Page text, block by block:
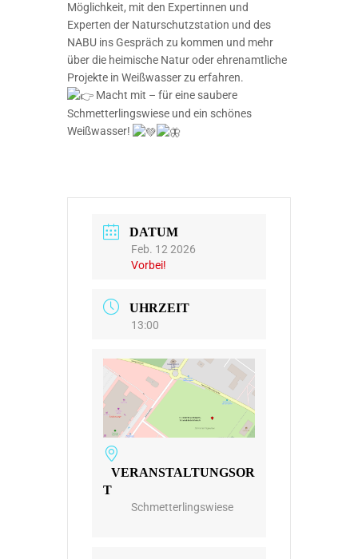
Möglichkeit, mit den Expertinnen und
Experten der Naturschutzstation und des
NABU ins Gespräch zu kommen und mehr
über die heimische Natur oder ehrenamtliche
Projekte in Weißwasser zu erfahren.
Macht mit – für eine saubere
Schmetterlingswiese und ein schönes
Weißwasser!
DATUM
Feb. 12 2026
Vorbei!
UHRZEIT
13:00
VERANSTALTUNGSOR
T
Schmetterlingswiese